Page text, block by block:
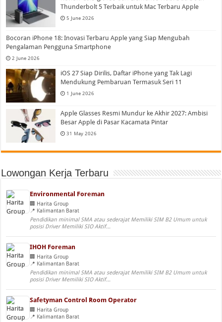
Thunderbolt 5 Terbaik untuk Mac Terbaru Apple
5 June 2026
Bocoran iPhone 18: Inovasi Terbaru Apple yang Siap Mengubah
Pengalaman Pengguna Smartphone
2 June 2026
iOS 27 Siap Dirilis, Daftar iPhone yang Tak Lagi
Mendukung Pembaruan Termasuk Seri 11
1 June 2026
Apple Glasses Resmi Mundur ke Akhir 2027: Ambisi
Besar Apple di Pasar Kacamata Pintar
31 May 2026
Lowongan Kerja Terbaru
Environmental Foreman
Harita Group
Kalimantan Barat
Pendidikan minimal SMA atau sederajat Memiliki SIM B2 Umum untuk
posisi Driver Memiliki SIO Aktif...
IHOH Foreman
Harita Group
Kalimantan Barat
Pendidikan minimal SMA atau sederajat Memiliki SIM B2 Umum untuk
posisi Driver Memiliki SIO Aktif...
Safetyman Control Room Operator
Harita Group
Kalimantan Barat